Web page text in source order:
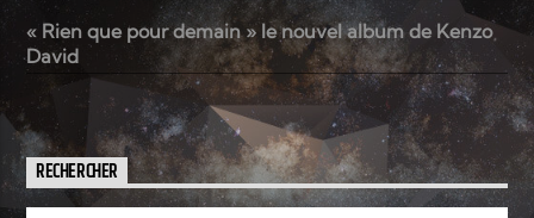
« Rien que pour demain » le nouvel album de Kenzo
David
RECHERCHER